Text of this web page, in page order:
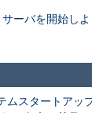
ーバを開始しよ
ムスタートアッ